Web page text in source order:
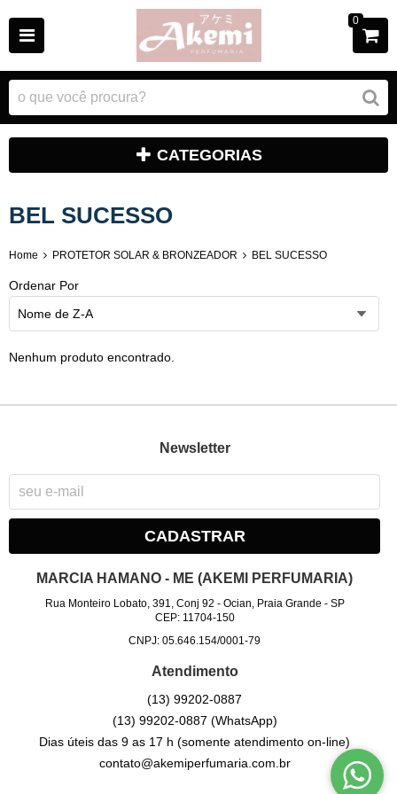
0
CATEGORIAS
BEL SUCESSO
Home PROTETOR SOLAR & BRONZEADOR BEL SUCESSO
Ordenar Por
Nome de Z-A
Nenhum produto encontrado.
Newsletter
CADASTRAR
MARCIA HAMANO - ME (AKEMI PERFUMARIA)
Rua Monteiro Lobato, 391, Conj 92 - Ocian, Praia Grande - SP
CEP: 11704-150
CNPJ: 05.646.154/0001-79
Atendimento
(13) 99202-0887
(13) 99202-0887 (WhatsApp)
Dias úteis das 9 as 17 h (somente atendimento on-line)
contato@akemiperfumaria.com.br